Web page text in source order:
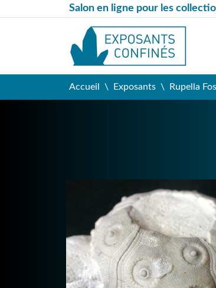
Salon en ligne pour les
Accueil Exposants Rupella